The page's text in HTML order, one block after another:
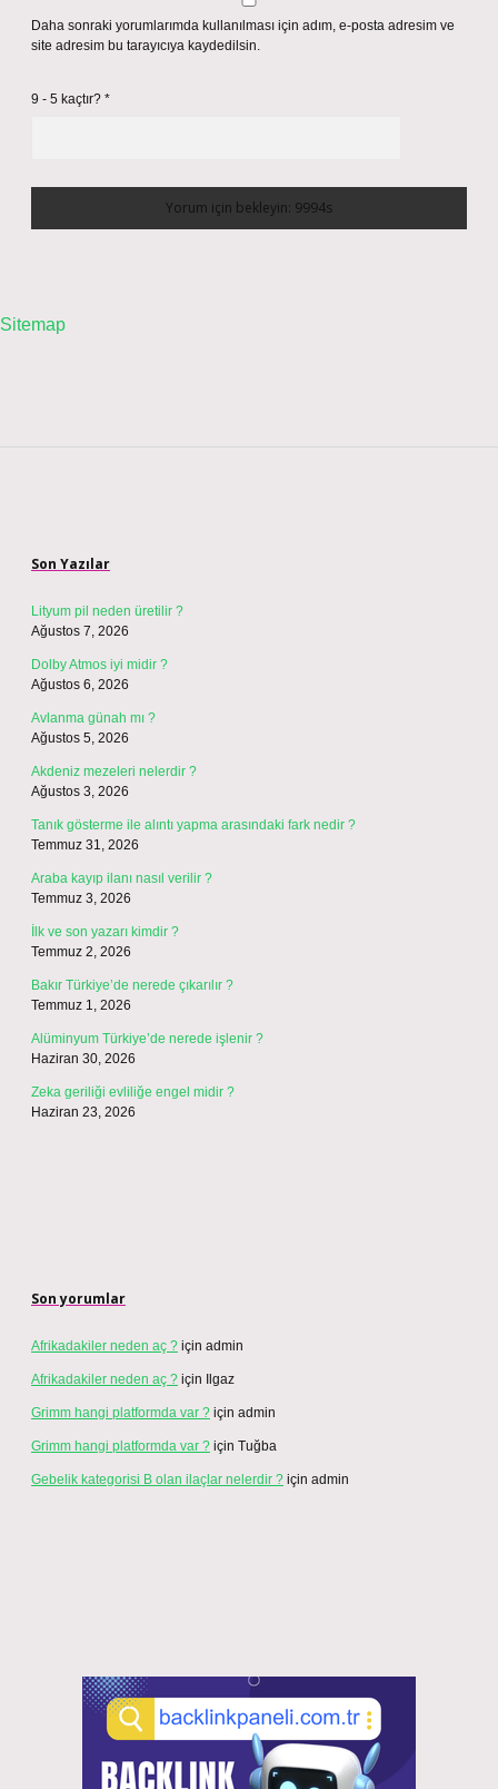
Daha sonraki yorumlarımda kullanılması için adım, e-posta adresim ve
site adresim bu tarayıcıya kaydedilsin.
9 - 5 kaçtır? *
Sitemap
Son Yazılar
Lityum pil neden üretilir ?
Ağustos 7, 2026
Dolby Atmos iyi midir ?
Ağustos 6, 2026
Avlanma günah mı ?
Ağustos 5, 2026
Akdeniz mezeleri nelerdir ?
Ağustos 3, 2026
Tanık gösterme ile alıntı yapma arasındaki fark nedir ?
Temmuz 31, 2026
Araba kayıp ilanı nasıl verilir ?
Temmuz 3, 2026
İlk ve son yazarı kimdir ?
Temmuz 2, 2026
Bakır Türkiye’de nerede çıkarılır ?
Temmuz 1, 2026
Alüminyum Türkiye’de nerede işlenir ?
Haziran 30, 2026
Zeka geriliği evliliğe engel midir ?
Haziran 23, 2026
Son yorumlar
Afrikadakiler neden aç ? için admin
Afrikadakiler neden aç ? için Ilgaz
Grimm hangi platformda var ? için admin
Grimm hangi platformda var ? için Tuğba
Gebelik kategorisi B olan ilaçlar nelerdir ? için admin